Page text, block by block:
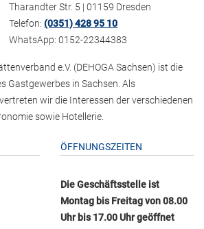
Tharandter Str. 5 | 01159 Dresden
Telefon:(0351) 428 95 10
WhatsApp: 0152-22344383
e.V. (DEHOGA Sachsen) ist die
Gastgewerbes in Sachsen. Als
wir die Interessen der verschiedenen
sowie Hotellerie.
ÖFFNUNGSZEITEN
Die Geschäftsstelle ist
Montag bis Freitag von 08.00
Uhr bis 17.00 Uhr geöffnet